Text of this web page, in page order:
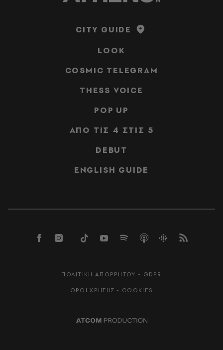
CITY GUIDE
LOOK
COSMIC TELEGRAM
THESS VOICE
POP UP
ΑΠΟ ΤΙΣ 4 ΣΤΙΣ 5
DEBUT
ENGLISH GUIDE
ΠΟΛΙΤΙΚΗ ΑΠΟΡΡΗΤΟΥ - GDPR
ΟΡΟΙ ΧΡΗΣΗΣ - COOKIES